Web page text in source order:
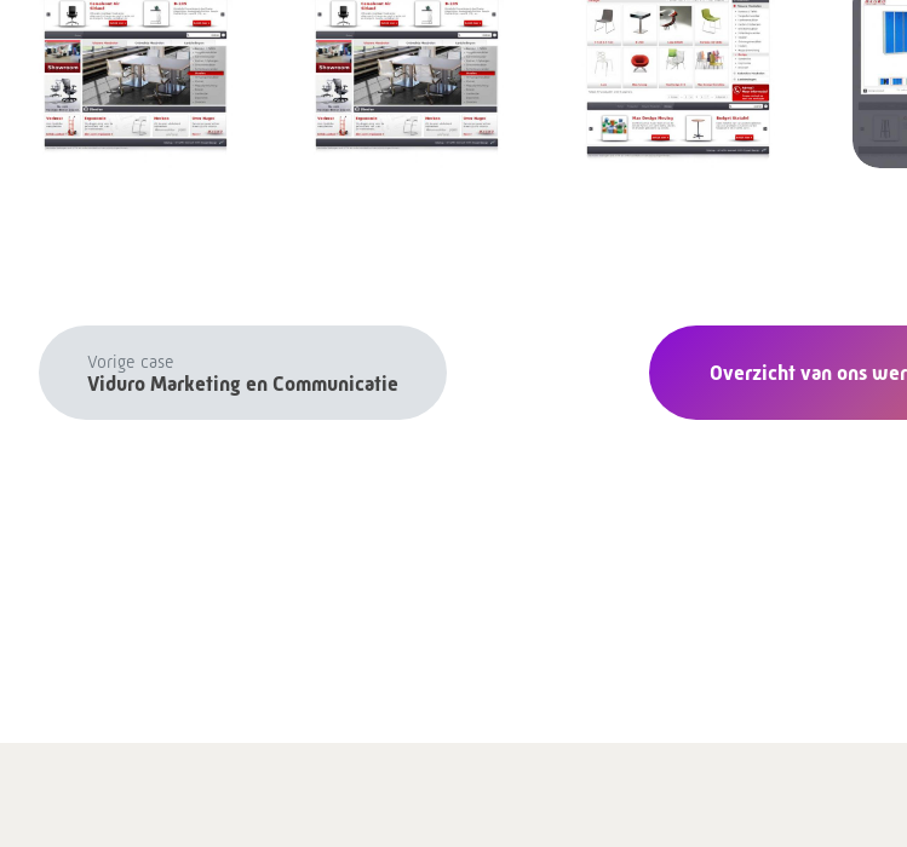
Vorige case
Viduro Marketing en Communicatie Overzicht van ons